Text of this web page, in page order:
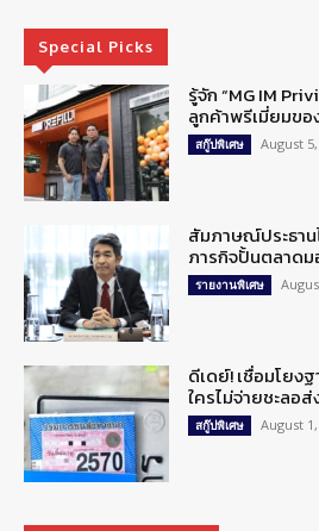
Special Picks
รู้จัก “MG IM
ลูกค้าพรีเมี่ยมขอ
สกู๊ปพิเศษ August
สัมภาษณ์ประธา
ภารกิจปั้นตลาดม
รายงานพิเศษ
ดีเดย์! เชื่อมโยง
ใครไม่จ่ายชะลอ
สกู๊ปพิเศษ August